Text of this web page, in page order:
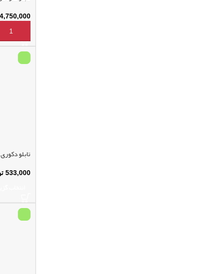
4,750,000
افزودن
تابلو
533,000